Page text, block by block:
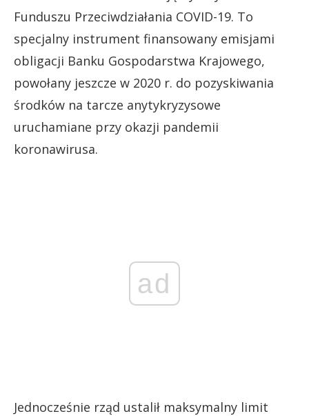
Funduszu Przeciwdziałania COVID-19. To
specjalny instrument finansowany emisjami
obligacji Banku Gospodarstwa Krajowego,
powołany jeszcze w 2020 r. do pozyskiwania
środków na tarcze anytykryzysowe
uruchamiane przy okazji pandemii
koronawirusa.
ad
Jednocześnie rząd ustalił maksymalny limit